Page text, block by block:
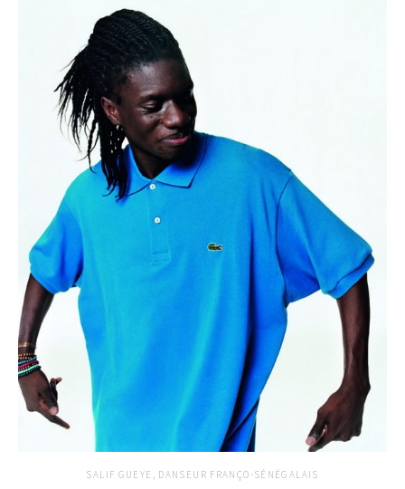
SALIF GUEYE, DANSEUR FRANÇO-SÉNÉGALAIS